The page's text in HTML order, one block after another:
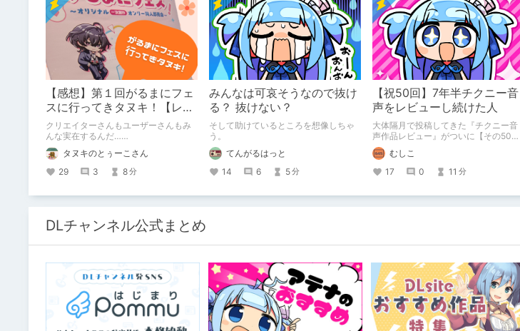
【感想】第１回がるまにフェ
スに行ってきタヌキ！【レ
ポ】
クリエイターさんもユーザーさんもみ
んな実在するんだ……
タヌキのとぅーこさん
29
3 8分
みんなは可哀そうなので抜け
る？ 抜けない？
そして助けているところを想像しちゃ
う。
てんがるはっと
14
6 5分
【祝50回】7年半チクニー音
声をレビューし続けた人
大体隔月で投稿してきた『チクニー音
声作品レビュー』がついに【その50】
を迎えました！ 約7年半チクニーし続
け、おシコり報告をしてきただけです
けど記念は記念。 皆様への感謝を伝え
たり、これまでの投稿を振り返りま
むしこ
17
0 11 分
DLチャンネル公式まとめ